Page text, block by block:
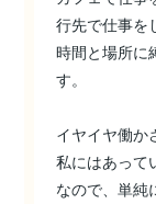
行先で仕事を
時間と場所に
す。
イヤイヤ働か
私にはあって
なので、単純